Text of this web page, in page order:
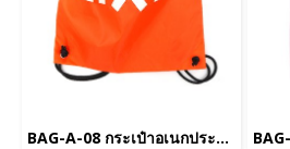
BAG-A-08 กระเป๋าอเนกประสงค์(copy)(copy)